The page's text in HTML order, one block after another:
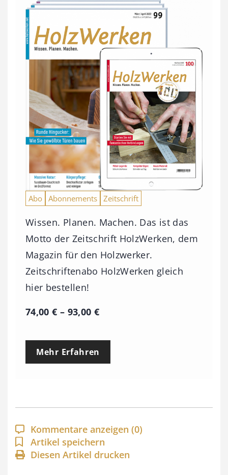
Abo Abonnements Zeitschrift
Wissen. Planen. Machen. Das ist das
Motto der Zeitschrift HolzWerken, dem
Magazin für den Holzwerker.
Zeitschriftenabo HolzWerken gleich
hier bestellen!
74,00€ – 93,00 €P
e
p
a
n
n
Mehr Erfahren
Kommentare anzeigen (0)
Artikel speichern
Diesen Artikel drucken